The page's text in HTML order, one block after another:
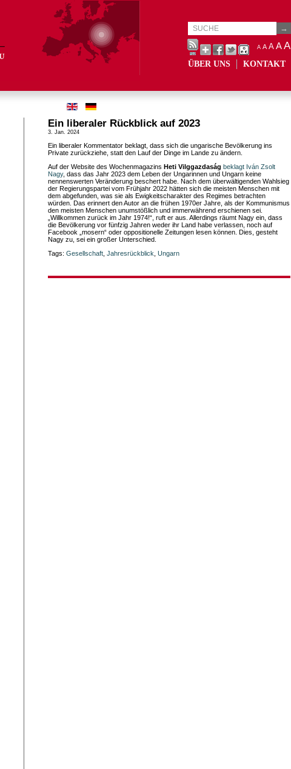
A A A AA
ÜBER UNS KONTAKT
Ein liberaler Rückblick auf 2023
3. Jan. 2024
Ein liberaler Kommentator beklagt, dass sich die ungarische Bevölkerung ins
Private zurückziehe, statt den Lauf der Dinge im Lande zu ändern.
Auf der Website des Wochenmagazins Heti Vilggazdaság beklagt Iván Zsolt
Nagy, dass das Jahr 2023 dem Leben der Ungarinnen und Ungarn keine
nennenswerten Veränderung beschert habe. Nach dem überwältigenden Wahlsieg
der Regierungspartei vom Frühjahr 2022 hätten sich die meisten Menschen mit
dem abgefunden, was sie als Ewigkeitscharakter des Regimes betrachten
würden. Das erinnert den Autor an die frühen 1970er Jahre, als der Kommunismus
den meisten Menschen unumstößlich und immerwährend erschienen sei.
„Willkommen zurück im Jahr 1974!“, ruft er aus. Allerdings räumt Nagy ein, dass
die Bevölkerung vor fünfzig Jahren weder ihr Land habe verlassen, noch auf
Facebook „mosern“ oder oppositionelle Zeitungen lesen können. Dies, gesteht
Nagy zu, sei ein großer Unterschied.
Tags: Gesellschaft Jahresrückblick Ungarn